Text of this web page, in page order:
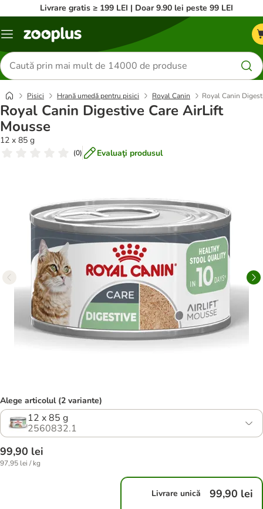
Livrare gratis ≥ 199 LEI | Doar 9.90 lei peste 99 LEI
Categorii
Căutare
produse
Pisici Hrană umedă pentru pisici Royal Canin Royal Canin
Royal Canin Digestive Care AirLift
Mousse
12 x 85 g
(0) Evaluaţi produsul
Alege articolul (2 variante)
12 x 85 g
2560832.1
99,90 lei
97,95 lei / kg
Livrare unică 99,90 lei